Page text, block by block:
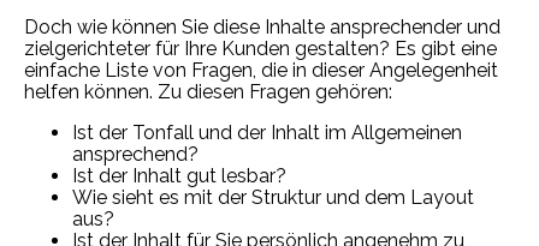
Doch wie können Sie diese Inhalte ansprechender und
zielgerichteter für Ihre Kunden gestalten? Es gibt eine
einfache Liste von Fragen, die in dieser Angelegenheit
helfen können. Zu diesen Fragen gehören:
Ist der Tonfall und der Inhalt im Allgemeinen
ansprechend?
Ist der Inhalt gut lesbar?
Wie sieht es mit der Struktur und dem Layout
aus?
Ist der Inhalt für Sie persönlich angenehm zu